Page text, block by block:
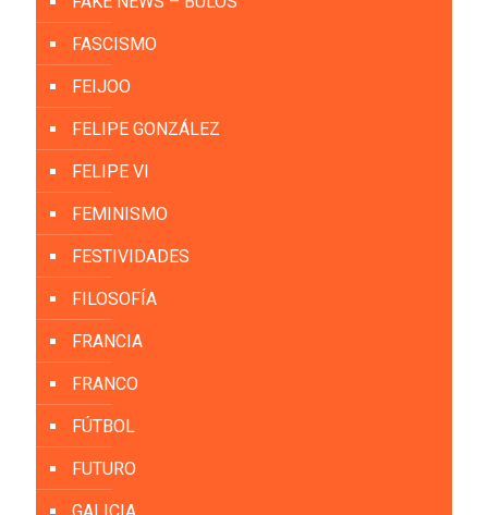
FASCISMO
FEIJOO
FELIPE GONZÁLEZ
FELIPE VI
FEMINISMO
FESTIVIDADES
FILOSOFÍA
FRANCIA
FRANCO
FÚTBOL
FUTURO